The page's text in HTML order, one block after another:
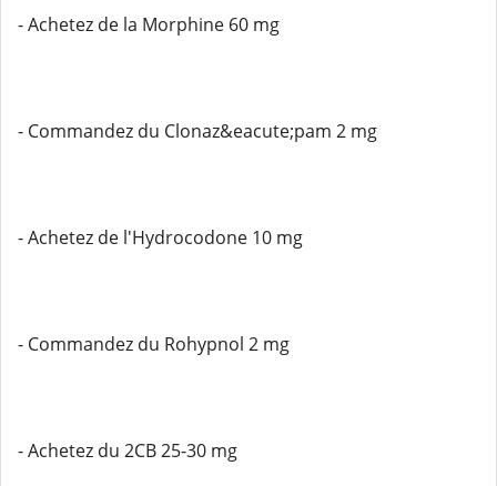
- Achetez de la Morphine 60 mg
- Commandez du Clonaz&eacute;pam 2 mg
- Achetez de l'Hydrocodone 10 mg
- Commandez du Rohypnol 2 mg
- Achetez du 2CB 25-30 mg